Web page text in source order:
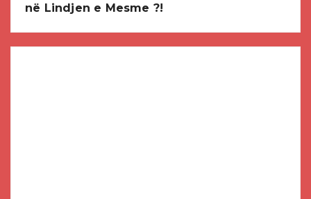
në Lindjen e Mesme ?!